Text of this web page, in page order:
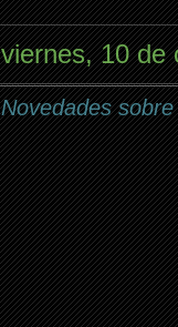
viernes, 10 de
Novedades